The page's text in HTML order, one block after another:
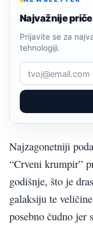
Najvažnije
Prijavite se za
tehnologiji.
Najzagonetniji
“Crveni krumpir”
godišnje, što je
galaksiju te
posebno čudno jer